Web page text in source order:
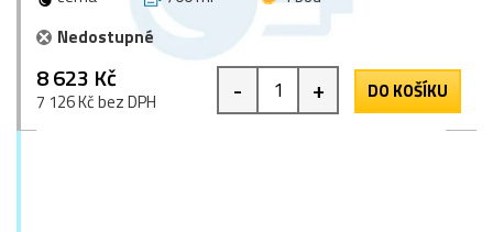
Nedostupné
8 623 Kč
7 126 Kč bez DPH - + DO KOŠÍKU